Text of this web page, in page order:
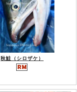
秋鮭（シロザケ）